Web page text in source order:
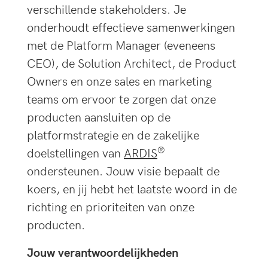
verschillende stakeholders. Je
onderhoudt effectieve samenwerkingen
met de Platform Manager (eveneens
CEO), de Solution Architect, de Product
Owners en onze sales en marketing
teams om ervoor te zorgen dat onze
producten aansluiten op de
platformstrategie en de zakelijke
doelstellingen van ARDIS®
ondersteunen. Jouw visie bepaalt de
koers, en jij hebt het laatste woord in de
richting en prioriteiten van onze
producten.
Jouw verantwoordelijkheden